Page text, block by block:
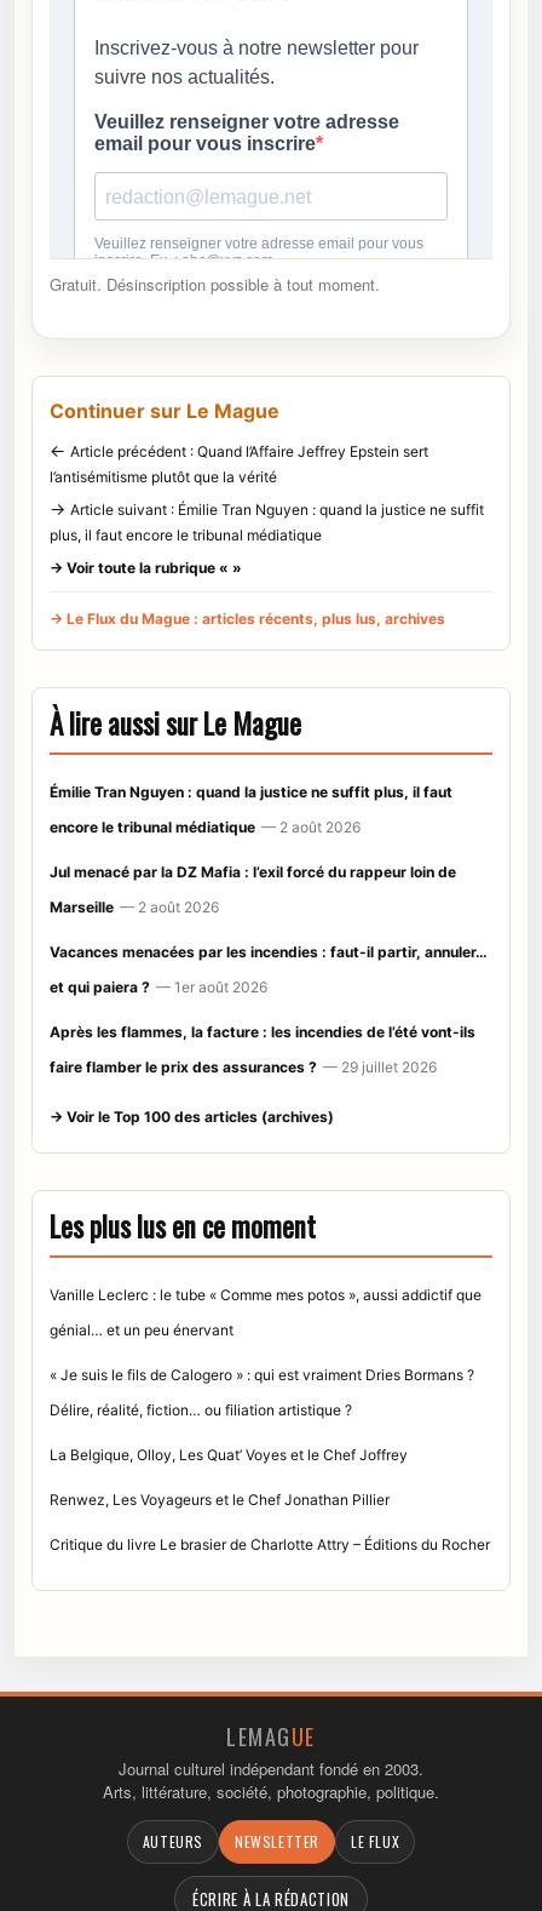
Gratuit. Désinscription possible à tout moment.
Continuer sur Le Mague
← Article précédent : Quand l’Affaire Jeffrey Epstein sert
l’antisémitisme plutôt que la vérité
→ Article suivant : Émilie Tran Nguyen : quand la justice ne suffit
plus, il faut encore le tribunal médiatique
→ Voir toute la rubrique « »
→ Le Flux du Mague : articles récents, plus lus, archives
À lire aussi sur Le Mague
Émilie Tran Nguyen : quand la justice ne suffit plus, il faut
encore le tribunal médiatique — 2 août 2026
Jul menacé par la DZ Mafia : l’exil forcé du rappeur loin de
Marseille — 2 août 2026
Vacances menacées par les incendies : faut-il partir, annuler…
et qui paiera ? — 1er août 2026
Après les flammes, la facture : les incendies de l’été vont-ils
faire flamber le prix des assurances ? — 29 juillet 2026
→ Voir le Top 100 des articles (archives)
Les plus lus en ce moment
Vanille Leclerc : le tube « Comme mes potos », aussi addictif que
génial… et un peu énervant
« Je suis le fils de Calogero » : qui est vraiment Dries Bormans ?
Délire, réalité, fiction… ou filiation artistique ?
La Belgique, Olloy, Les Quat’ Voyes et le Chef Joffrey
Renwez, Les Voyageurs et le Chef Jonathan Pillier
Critique du livre Le brasier de Charlotte Attry – Éditions du Rocher
LEMAGUE
Journal culturel indépendant fondé en 2003.
Arts, littérature, société, photographie, politique.
AUTEURS NEWSLETTER LE FLUX
ÉCRIRE À LA RÉDACTION